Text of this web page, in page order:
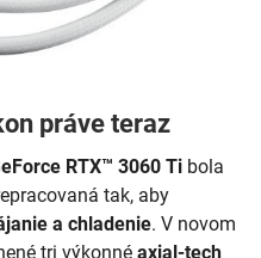
práve teraz
RTX™ 3060 Ti bola
tak, aby
a chladenie. V novom
tri výkonné axial-tech